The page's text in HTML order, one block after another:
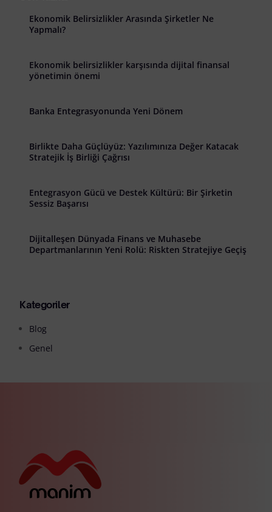
Ekonomik Belirsizlikler Arasında Şirketler Ne
Yapmalı?
Ekonomik belirsizlikler karşısında dijital finansal
yönetimin önemi
Banka Entegrasyonunda Yeni Dönem
Birlikte Daha Güçlüyüz: Yazılımınıza Değer Katacak
Stratejik İş Birliği Çağrısı
Entegrasyon Gücü ve Destek Kültürü: Bir Şirketin
Sessiz Başarısı
Dijitalleşen Dünyada Finans ve Muhasebe
Departmanlarının Yeni Rolü: Riskten Stratejiye Geçiş
Kategoriler
Blog
Genel